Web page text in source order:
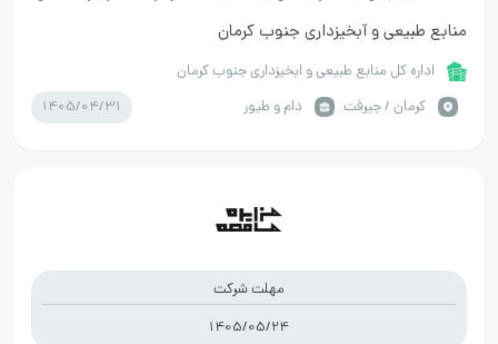
منابع طبیعی و آبخیزداری جنوب کرمان
اداره کل منابع طبیعی و ابخیزداری جنوب کرمان
كرمان / جیرفت
دام و طیور 1405/04/31
مهلت شرکت
1405/05/24